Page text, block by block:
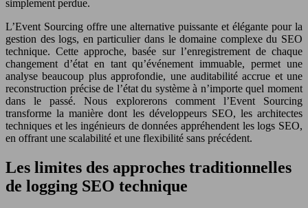
simplement perdue.
L’Event Sourcing offre une alternative puissante et élégante pour la
gestion des logs, en particulier dans le domaine complexe du SEO
technique. Cette approche, basée sur l’enregistrement de chaque
changement d’état en tant qu’événement immuable, permet une
analyse beaucoup plus approfondie, une auditabilité accrue et une
reconstruction précise de l’état du système à n’importe quel moment
dans le passé. Nous explorerons comment l’Event Sourcing
transforme la manière dont les développeurs SEO, les architectes
techniques et les ingénieurs de données appréhendent les logs SEO,
en offrant une scalabilité et une flexibilité sans précédent.
Les limites des approches traditionnelles
de logging SEO technique